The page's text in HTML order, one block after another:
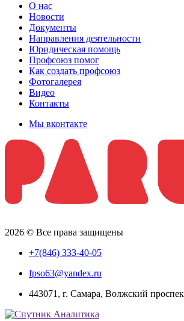
О нас
Новости
Документы
Направления деятельности
Юридическая помощь
Профсоюз помог
Как создать профсоюз
Фотогалерея
Видео
Контакты
Мы вконтакте
2026 © Все права защищены
+7(846) 333-40-05
fpso63@yandex.ru
443071, г. Самара, Волжский